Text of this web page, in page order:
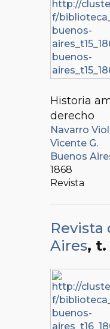
Historia
derecho
Navarro
Vicente G.
Buenos
1868
Revista
Revista
Aires, t.